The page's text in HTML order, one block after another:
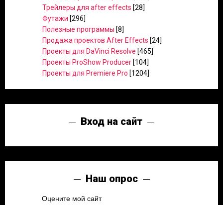
Трейлеры для after effects [28]
Футажи [296]
Полезные программы [8]
Продажа проектов After Effects [24]
Проекты для DaVinci Resolve [465]
Проекты ProShow Producer [104]
Проекты для Premiere Pro [1204]
Вход на сайт
Наш опрос
Оцените мой сайт